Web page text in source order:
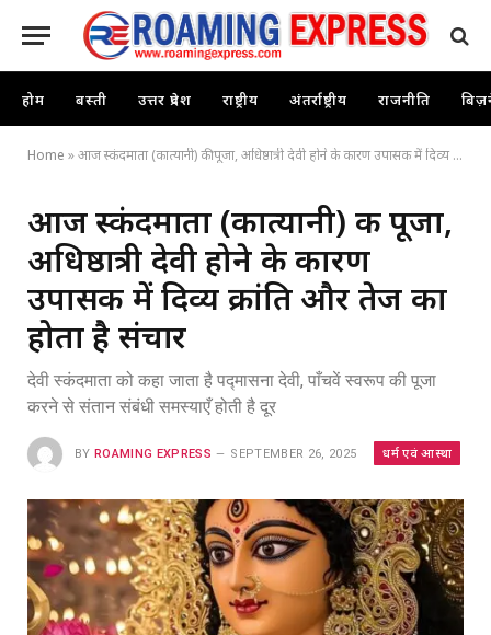
होम बस्ती उत्तर प्रदेश राष्ट्रीय अंतर्राष्ट्रीय राजनीति
Home »आज स्कंदमाता (कात्यानी) की पूजा, अधिष्ठात्री देवी होने के कारण उपासक में दिव्य क्रांति और तेज का होता है संचार
आज स्कंदमाता (कात्यानी) की पूजा,
अधिष्ठात्री देवी होने के कारण
उपासक में दिव्य क्रांति और तेज का
होता है संचार
देवी स्कंदमाता को कहा जाता है पद्मासना देवी, पाँचवें स्वरूप की पूजा
करने से संतान संबंधी समस्याएँ होती है दूर
BY ROAMING EXPRESS SEPTEMBER 26, 2025 धर्म एवं आस्था